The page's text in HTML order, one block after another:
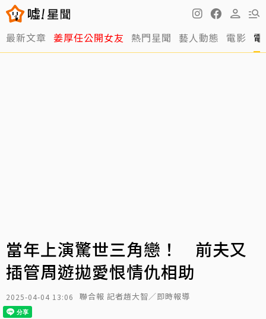
最新文章 姜厚任公開女友 熱門星聞 藝人動態 電影
當年上演驚世三角戀！ 前夫又
插管周遊拋愛恨情仇相助
2025-04-04 13:06 聯合報 記者趙大智／即時報導